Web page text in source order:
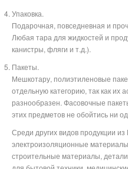
Упаковка.
Подарочная, повседневная и
Любая тара для жидкостей и
канистры, фляги и т.д.).
Пакеты.
Мешкотару, полиэтиленовые
отдельную категорию, так как их
разнообразен. Фасовочные
этих предметов не обойтись ни
Среди других видов продукции
электроизоляционные
строительные материалы,